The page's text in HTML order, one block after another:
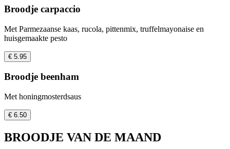
Broodje carpaccio
Met Parmezaanse kaas, rucola, pittenmix, truffelmayonaise en
huisgemaakte pesto
€ 5.95
Broodje beenham
Met honingmosterdsaus
€ 6.50
BROODJE VAN DE MAAND